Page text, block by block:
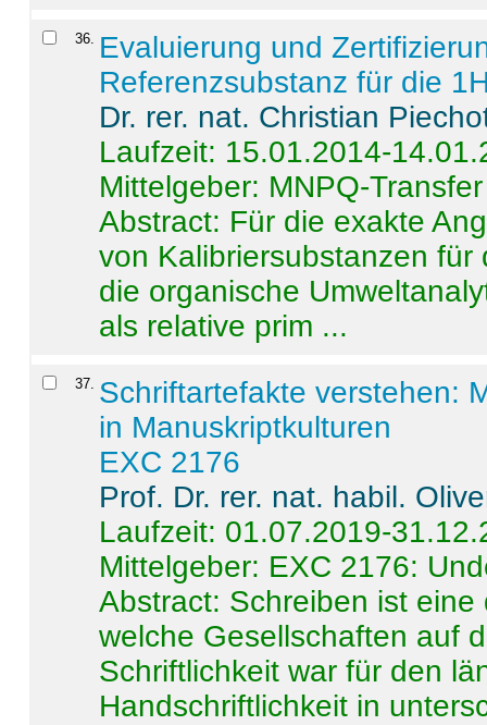
36. Evaluierung und
Referenzsubstanz für die
Dr. rer. nat. Christian
Laufzeit: 15.01.2014-
Mittelgeber: MNPQ-Transfer
Abstract: Für die exakte
von Kalibriersubstanzen
die organische
als relative prim ...
37. Schriftartefakte verstehen:
in Manuskriptkulturen
EXC 2176
Prof. Dr. rer. nat. habil.
Laufzeit: 01.07.2019-
Mittelgeber: EXC 2176:
Abstract: Schreiben ist
welche Gesellschaften auf
Schriftlichkeit war für den
Handschriftlichkeit in